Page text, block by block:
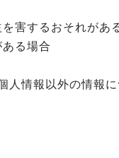
害するおそれがあ
る場合
情報以外の情報